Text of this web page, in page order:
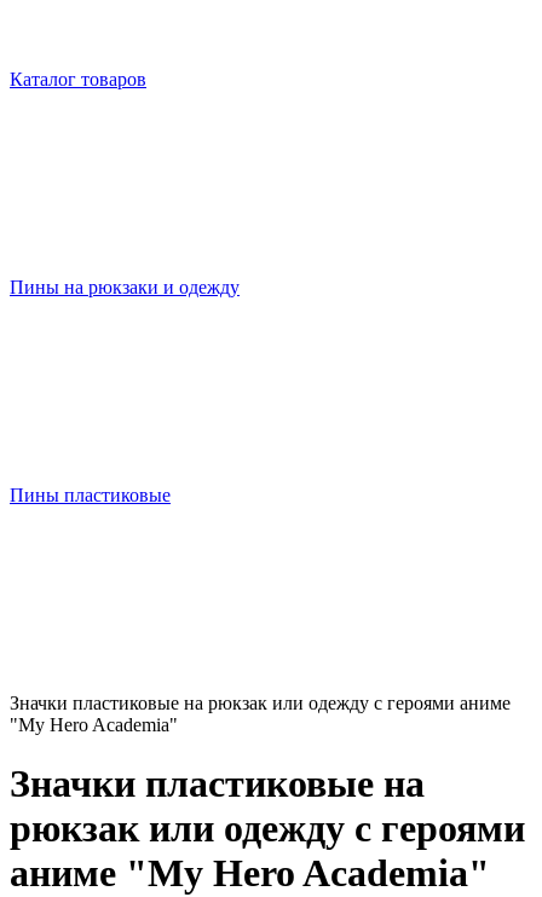
Каталог товаров
Пины на рюкзаки и одежду
Пины пластиковые
Значки пластиковые на рюкзак или одежду с героями аниме
"My Hero Academia"
Значки пластиковые на
рюкзак или одежду с героями
аниме "My Hero Academia"